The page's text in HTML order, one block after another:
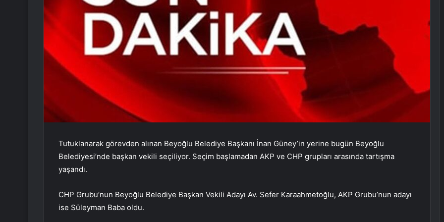
Tutuklanarak görevden alınan Beyoğlu Belediye Başkanı İnan Güney’in yerine bugün Beyoğlu
Belediyesi’nde başkan vekili seçiliyor. Seçim başlamadan AKP ve CHP grupları arasında tartışma
yaşandı.
CHP Grubu’nun Beyoğlu Belediye Başkan Vekili Adayı Av. Sefer Karaahmetoğlu, AKP Grubu’nun adayı
ise Süleyman Baba oldu.